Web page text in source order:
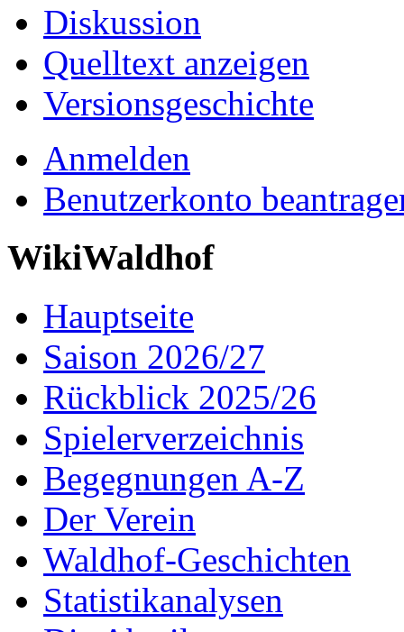
Diskussion
Quelltext anzeigen
Versionsgeschichte
Anmelden
Benutzerkonto
WikiWaldhof
Hauptseite
Saison 2026/27
Rückblick 2025/26
Spielerverzeichnis
Begegnungen A-Z
Der Verein
Waldhof-Geschichten
Statistikanalysen